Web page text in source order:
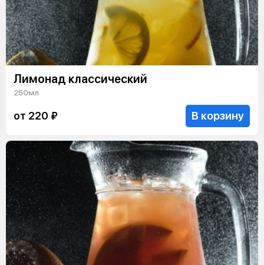
Лимонад классический
250мл
от 220 ₽ В корзину